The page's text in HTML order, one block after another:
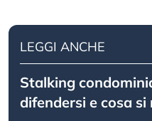
LEGGI ANCHE
Stalking
difendersi e cosa si